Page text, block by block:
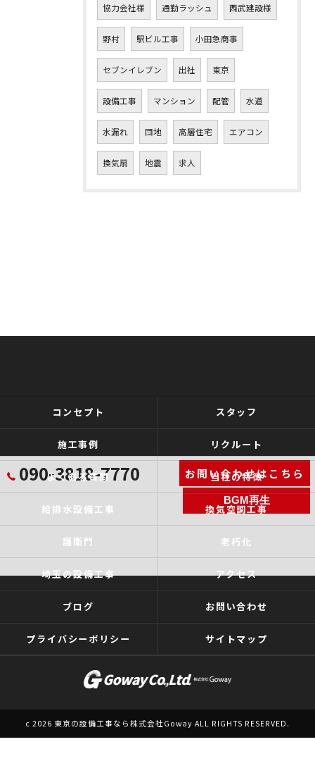
協力会社様 通勤ラッシュ 西武建設様
野村 駅ビル工事 小田急商事
セブンイレブン 出社 東京
設備工事 マンション 配管 水道
水漏れ 団地 高層住宅 エアコン
換気扇 地震 求人
090-3818-7770 お問い合わせはこちら
BGM再生
コンセプト スタッフ
施工事例 リクルート
よくある質問 当社の特徴
給排水設備工事 換気空調工事
護衛門 老朽化
埼玉の設備工事 アクセス
ブログ お問い合わせ
プライバシーポリシー サイトマップ
c 2026 東京の設備工事なら株式会社Goway ALL RIGHTS RESERVED.